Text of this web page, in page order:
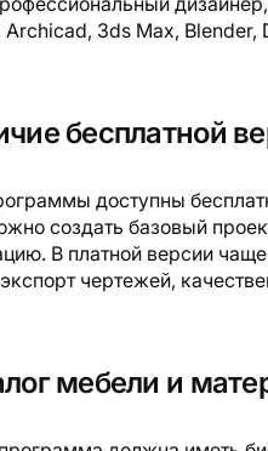
3ds Max, Blender,
бесплатной
доступны
создать базовый
В платной версии
чертежей,
мебели и